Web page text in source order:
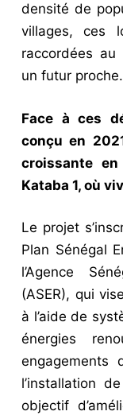
densité de
villages, ces
raccordées
un futur proche.
Face à ces
conçu en
croissante
Kataba 1, où
Le projet
Plan Sénégal
l’Agence
(ASER), qui
à l’aide de
énergies
engagements
l’installation
objectif